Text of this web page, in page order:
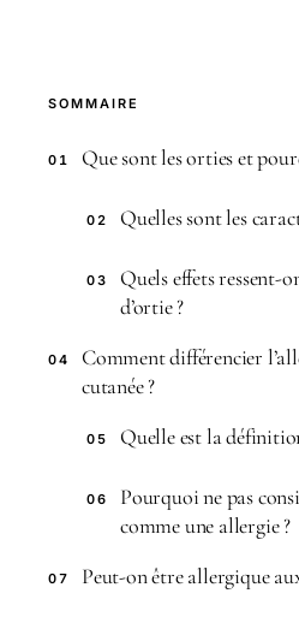
SOMMAIRE
01 Que sont les orties et
02 Quelles sont les
03
Quels effets ressent-
d’ortie ?
04
Comment différencier
cutanée ?
05 Quelle est la
06
Pourquoi ne pas
comme une allergie ?
07 Peut-on être allergique